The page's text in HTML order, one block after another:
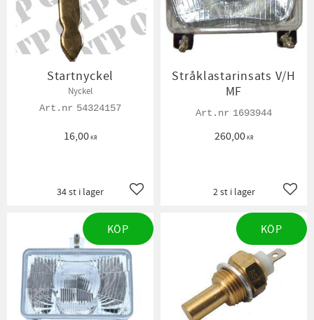
Startnyckel
Nyckel
54324157
16,00KR
Lägg till i favoriter
34 st i lager
Stråklastarinsats V/H
MF
1693944
260,00KR
2 st i lager
KÖP KÖP